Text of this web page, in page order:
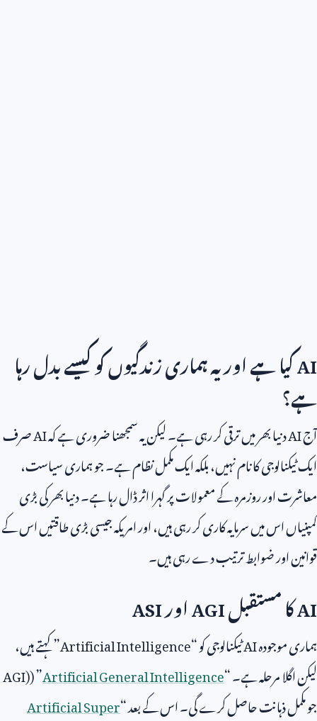
AIکیا ہے اور یہ ہماری زندگیوں کو کیسے بدل رہا
ہے؟
آجAIدنیا بھر میں ترقی کر رہی ہے۔ لیکن یہ سمجھنا ضروری ہے کہAIصرف
ایک ٹیکنالوجی کا نام نہیں، بلکہ ایک مکمل نظام ہے۔ جو ہماری سیاست،
معاشرت اور روزمرہ کے معمولات پر گہرا اثر ڈال رہا ہے۔ دنیا بھر کی بڑی
کمپنیاں اس میں سرمایہ کاری کر رہی ہیں، اور امریکہ جیسی بڑی طاقتیں اس کے
قوانین اور ضوابط ترتیب دے رہی ہیں۔
AIکا مستقبلAGIاورASI
ہماری موجودہAIٹیکنالوجی کو “Artificial Intelligence” کہتے ہیں،
لیکن اگلا مرحلہ ہے۔ “Artificial General Intelligence
” (
AGI)
جو مکمل ذہانت حاصل کرے گی۔ اس کے بعد “Artificial Super